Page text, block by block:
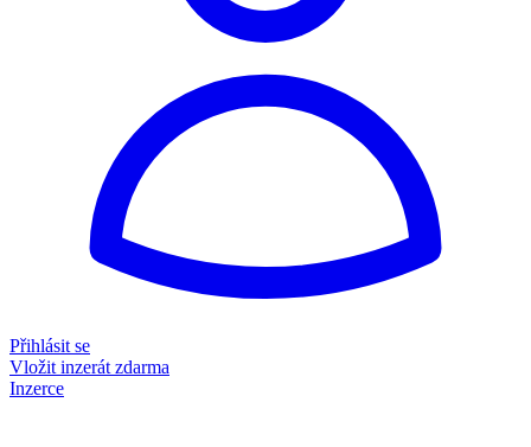
Přihlásit se
Vložit inzerát zdarma
Inzerce